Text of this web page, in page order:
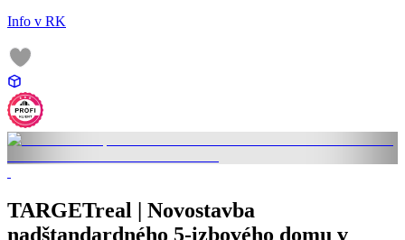
Info v RK
TARGETreal | Novostavba
nadštandardného 5-izbového domu v